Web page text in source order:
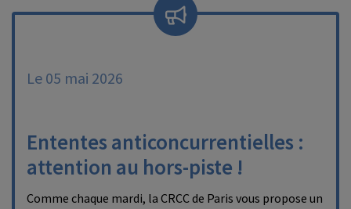
Le 05 mai 2026
Ententes anticoncurrentielles :
attention au hors-piste !
Comme chaque mardi, la CRCC de Paris vous propose un